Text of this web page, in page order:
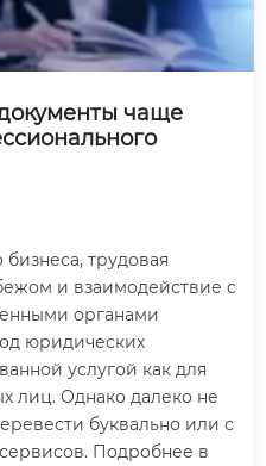
чаще
трудовая
и взаимодействие с
органами
юридических
услугой как для
лиц. Однако далеко не
буквально или с
Подробнее в